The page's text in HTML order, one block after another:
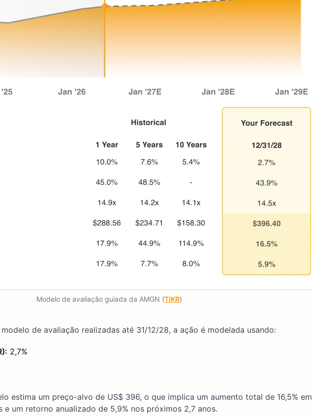
Modelo de avaliação guiada da AMGN (TIKR)
de avaliação realizadas até 31/12/28, a ação é modelada usando:
2,7%
estima um preço-alvo de US$ 396, o que implica um aumento total de 16,5% em
um retorno anualizado de 5,9% nos próximos 2,7 anos.